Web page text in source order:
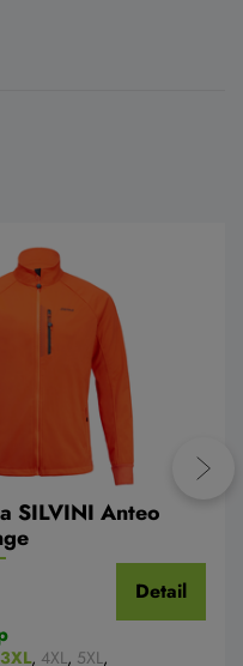
SILVINI Anteo
3XL, 4XL, 5XL,
Detail